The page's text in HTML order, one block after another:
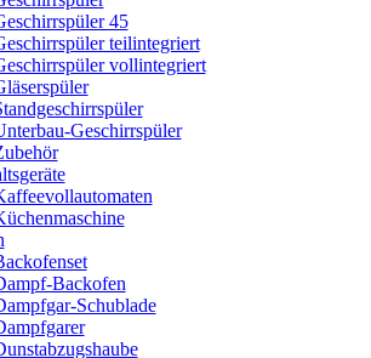
45
teilintegriert
vollintegriert
Geschirrspüler
Backofen
Schublade